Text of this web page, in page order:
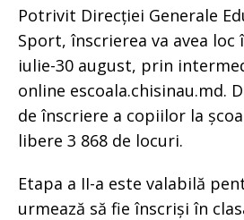
Potrivit Direcției Generale
Sport, înscrierea va avea loc
iulie-30 august, prin
online escoala.chisinau.md.
de înscriere a copiilor la
libere 3 868 de locuri.
Etapa a II-a este valabilă
urmează să fie înscriși în